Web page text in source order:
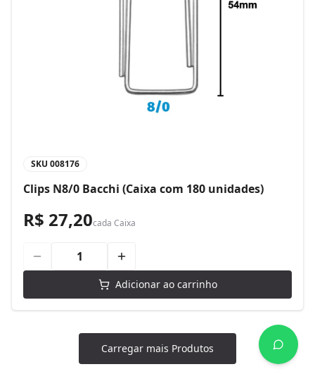
SKU 008176
Clips N8/0 Bacchi (Caixa com 180 unidades)
R$ 27,20cada Caixa
Adicionar ao carrinho
Carregar mais Produtos